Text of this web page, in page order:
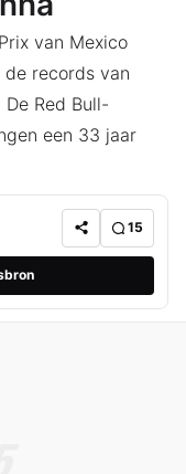
van Mexico
records van
Red Bull-
een 33 jaar
15